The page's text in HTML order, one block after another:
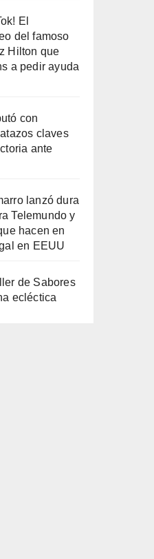
El
del famoso
Hilton que
a pedir ayuda
con
claves
ante
lanzó dura
Telemundo y
hacen en
en EEUU
de Sabores
ecléctica